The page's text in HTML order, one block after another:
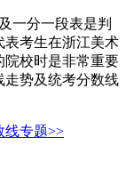
一分一段表是判
表考生在浙江美术
院校时是非常重要
走势及统考分数线
线专题>>